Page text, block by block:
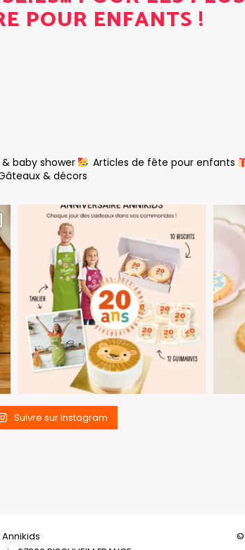
POUR ENFANTS !
baby shower Articles de fête pour enfants
& décors
Suivre sur Instagram
Annikids
©